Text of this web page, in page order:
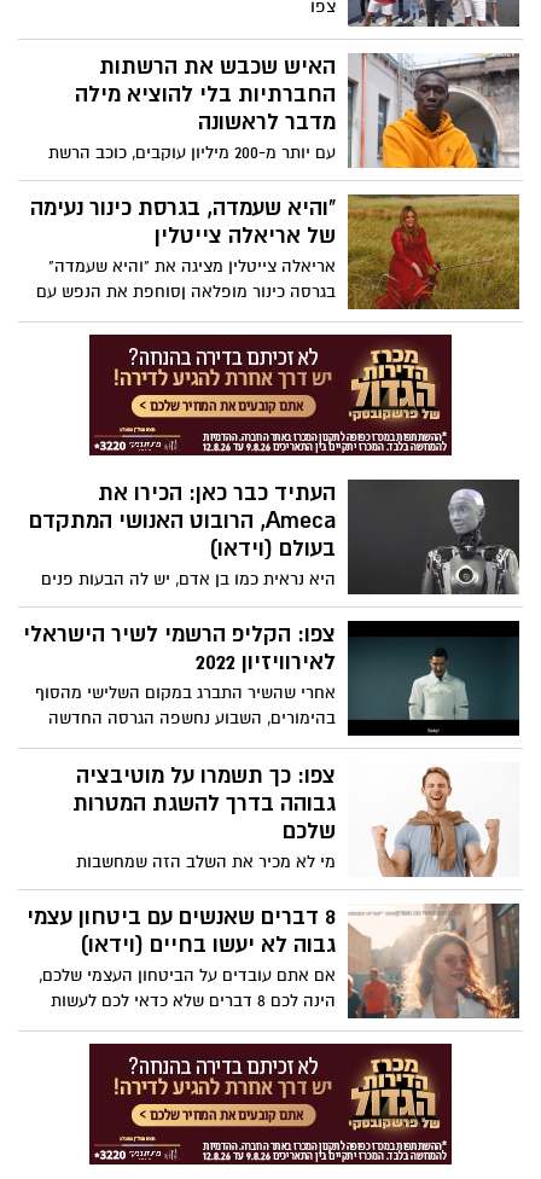
צפו
האיש שכבש את הרשתות
החברתיות בלי להוציא מילה
מדבר לראשונה
עם יותר מ-200 מיליון עוקבים, כוכב הרשת
הסנגלי-איטלקי קאבי לאמה כבש את
הרשתות החברתיות בכל רחבי העולם - מבלי
להוציא מילה מהפה! הוולוגר הערבי-ישראלי,
"והיא שעמדה, בגרסת כינור נעימה
של אריאלה צייטלין
אריאלה צייטלין מציגה את "והיא שעמדה"
בגרסה כינור מופלאה ןסוחפת את הנפש עם
צלילי הכינור , שתהיה לכם האזנה נעימה וחג
העתיד כבר כאן: הכירו את
Ameca, הרובוט האנושי המתקדם
בעולם (וידאו)
היא נראית כמו בן אדם, יש לה הבעות פנים
כמו של בן אדם ויודעת לנהל שיחה חולין כמו
אדם רגיל: הרובוטית Ameca ללא ספק
קובעת סטנדרט חדש בעולם הרובוטים
צפו: הקליפ הרשמי לשיר הישראלי
לאירוויזיון 2022
אחרי שהשיר התברג במקום השלישי מהסוף
בהימורים, השבוע נחשפה הגרסה החדשה
לשיר הישראלי לאירוויזיון 2022 שיבצע מיכאל
בן דוד. על ההפקה החדשה היה אמון המפיק
פרינס פוקס, שלאחרונה עבד עם סטטיק ובן
אל. צפו
צפו: כך תשמרו על מוטיבציה
גבוהה בדרך להשגת המטרות
שלכם
מי לא מכיר את השלב הזה שמחשבות
שליליות מתחילות לכרסם בכוח הרצון שלנו
ומרחיקות אותנו עוד ועוד מהיעדים שהצבנו
לעצמנו. הכלים הבאים שבסרטון יסייעו לכם
עצמית ולשמור על מוטיבציה גבוהה בדרך
8 דברים שאנשים עם ביטחון עצמי
גבוה לא יעשו בחיים (וידאו)
אם אתם עובדים על הביטחון העצמי שלכם,
הינה לכם 8 דברים שלא כדאי לכם לעשות